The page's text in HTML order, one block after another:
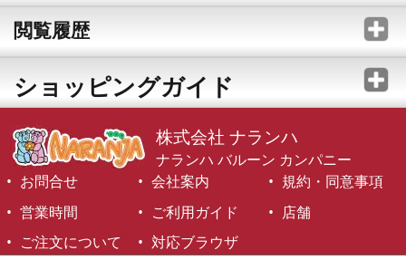
閲覧履歴
ショッピングガイド
株式会社 ナランハ
ナランハ バルーン カンパニー
お問合せ
会社案内
規約・同意事項
営業時間
ご利用ガイド
店舗
ご注文について
対応ブラウザ